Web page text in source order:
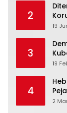
2
19
3
19
4
2